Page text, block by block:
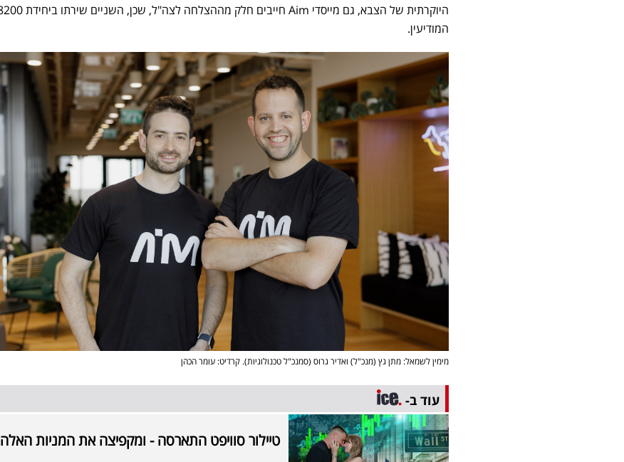
המודיעין.
מימין לשמאל: מתן גץ (מנכ"ל) ואדיר גרוס (סמנכ"ל טכנולוגיות). קרדיט: עומר הכהן
עוד ב-
טיילור סוויפט התארסה - ומקפיצה את המניות האלה